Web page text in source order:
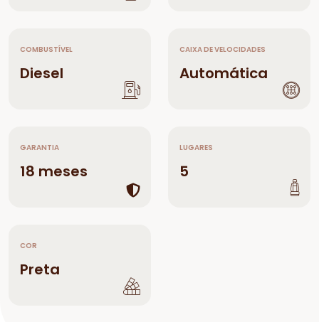
COMBUSTÍVEL
Diesel
CAIXA DE VELOCIDADES
Automática
GARANTIA
18 meses
LUGARES
5
COR
Preta